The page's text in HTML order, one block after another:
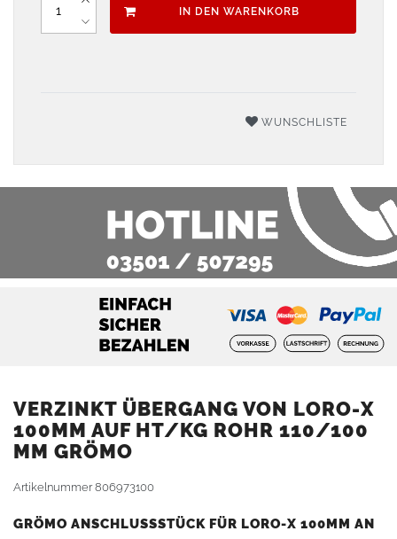
IN DEN WARENKORB
WUNSCHLISTE
VERZINKT ÜBERGANG VON LORO-X
100MM AUF HT/KG ROHR 110/100
MM GRÖMO
Artikelnummer806973100
GRÖMO ANSCHLUSSSTÜCK FÜR LORO-X 100MM AN